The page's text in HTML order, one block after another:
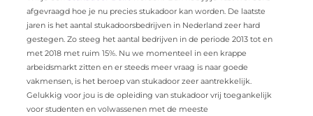
afgevraagd hoe je nu precies stukadoor kan worden. De laatste
jaren is het aantal stukadoorsbedrijven in Nederland zeer hard
gestegen. Zo steeg het aantal bedrijven in de periode 2013 tot en
met 2018 met ruim 15%. Nu we momenteel in een krappe
arbeidsmarkt zitten en er steeds meer vraag is naar goede
vakmensen, is het beroep van stukadoor zeer aantrekkelijk.
Gelukkig voor jou is de opleiding van stukadoor vrij toegankelijk
voor studenten en volwassenen met de meeste